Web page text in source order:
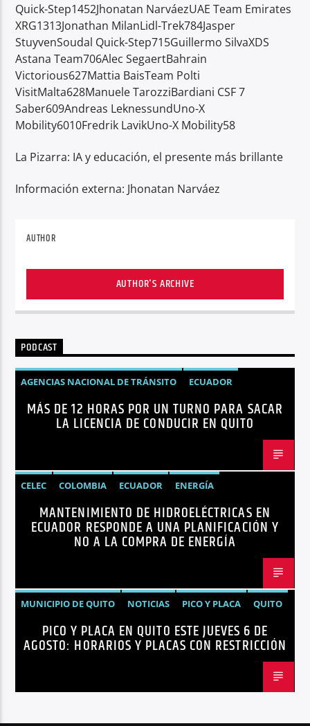
Quick-Step1452Jhonatan NarváezUAE Team Emirates
XRG1313Jonathan MilanLidl-Trek784Jasper
StuyvenSoudal Quick-Step715Guillermo SilvaXDS
Astana Team706Alec SegaertBahrain
Victorious627Mattia BaisTeam Polti
VisitMalta628Manuele TarozziBardiani CSF 7
Saber609Andreas LeknessundUno-X
Mobility6010Fredrik LavikUno-X Mobility58
La Pizarra: IA y educación, el presente más brillante
Información externa: Jhonatan Narváez
AUTHOR
AUTHOR'S ARCHIVE
PODCAST
AGENCIAS NACIONAL DE TRÁNSITO
ECUADOR
LICENCIAS
NOTICIAS
MÁS DE 12 HORAS POR UN TURNO PARA SACAR
LA LICENCIA DE CONDUCIR EN QUITO
CELEC COLOMBIA ECUADOR
ENERGÍA
HIDROELÉCTRICAS
NOTICIAS
MANTENIMIENTO DE HIDROELÉCTRICAS EN
ECUADOR RESPONDE A UNA PLANIFICACIÓN Y
NO A LA COMPRA DE ENERGÍA
MUNICIPIO DE QUITO NOTICIAS PICO Y PLACA QUITO
PICO Y PLACA EN QUITO ESTE JUEVES 6 DE
AGOSTO: HORARIOS Y PLACAS CON RESTRICCIÓN